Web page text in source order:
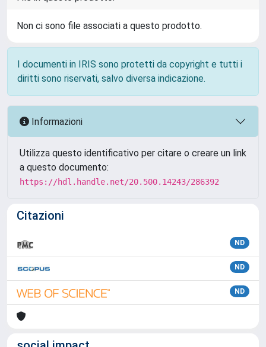
Non ci sono file associati a questo prodotto.
I documenti in IRIS sono protetti da copyright e tutti i
diritti sono riservati, salvo diversa indicazione.
Informazioni
Utilizza questo identificativo per citare o creare un link
a questo documento:
https://hdl.handle.net/20.500.14243/286392
Citazioni
ND
ND
ND